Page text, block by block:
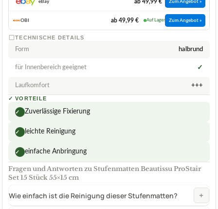
eBay ab 49,99 € Zum Angebot »
OBI ab 49,99 € Auf Lager Zum Angebot »
TECHNISCHE DETAILS
Form halbrund
für Innenbereich geeignet ✓
Laufkomfort +++
✓ VORTEILE
✓ Zuverlässige Fixierung
✓ leichte Reinigung
✓ einfache Anbringung
Fragen und Antworten zu Stufenmatten Beautissu ProStair
Set 15 Stück 55×15 cm
Wie einfach ist die Reinigung dieser Stufenmatten? +